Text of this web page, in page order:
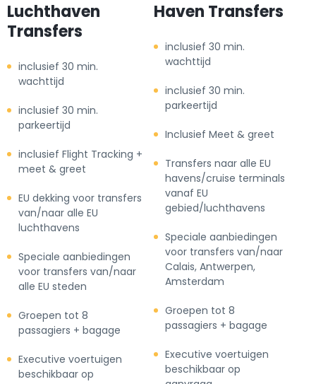
Luchthaven
Transfers
inclusief 30 min.
wachttijd
inclusief 30 min.
parkeertijd
inclusief Flight Tracking +
meet & greet
EU dekking voor transfers
van/naar alle EU
luchthavens
Speciale aanbiedingen
voor transfers van/naar
alle EU steden
Groepen tot 8
passagiers + bagage
Executive voertuigen
beschikbaar op
Haven Transfers
inclusief 30 min.
wachttijd
inclusief 30 min.
parkeertijd
Inclusief Meet & greet
Transfers naar alle EU
havens/cruise terminals
vanaf EU
gebied/luchthavens
Speciale aanbiedingen
voor transfers van/naar
Calais, Antwerpen,
Amsterdam
Groepen tot 8
passagiers + bagage
Executive voertuigen
beschikbaar op